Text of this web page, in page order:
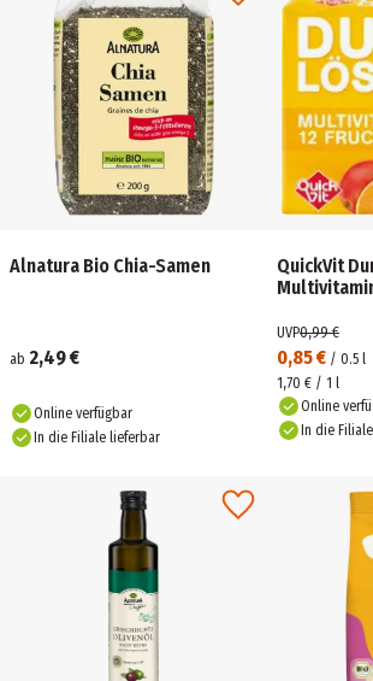
Alnatura Bio Chia-Samen
ab 2,49 €
Online verfügbar
In die Filiale lieferbar
QuickVit
0,85 € / 0.5 l
UVP0,99 €
1,70 € / 1 l
Online
In die